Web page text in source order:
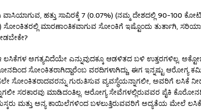
ವಾಸಿಯಾಗುವ, ಹತ್ತು ಸಾವಿರಕ್ಕೆ 7 (0.07%) (ನಮ್ಮ ದೇಶದಲ್ಲಿ 90-100
ಸೋಂಕಿತರಲ್ಲಿ ಮಾರಣಾಂತಿಕವಾಗುವ ಸೋಂಕಿಗೆ ಇಷ್ಟೊಂದು ತುರ್ತಾಗಿ,
ಅಗತ್ಯವಿದೆಯೇ ಎನ್ನುವುದಕ್ಕೂ ಆಡಳಿತದ ಬಳಿ ಉತ್ತರಗಳಿಲ್ಲ.
ಸೋಂಕಿತರಾಗಿದ್ದಾರೆಂಬ ವರದಿಗಳಾಗಿದ್ದು, ಈಗ ಇನ್ನಷ್ಟು ಆರೋಗ್ಯ
ಸೋಂಕಿತರಾದವರನ್ನು ಗುರುತಿಸುವ ವ್ಯವಸ್ಥೆಯನ್ನಾಗಲೀ, ಅವರಿಗೆ ಲಸಿಕೆ
ಸರಕಾರವು ಮಾಡಿದಂತಿಲ್ಲ. ಆರೋಗ್ಯ ಸೇವೆಗಳಲ್ಲಿರುವವರ ಪೈಕಿ
ಮತ್ತು ಅನ್ಯ ಕಾಯಿಲೆಗಳಿಂದ ಬಳಲುತ್ತಿರುವವರಿಗೆ ಅದ್ಯತೆಯ ಮೇಲೆ